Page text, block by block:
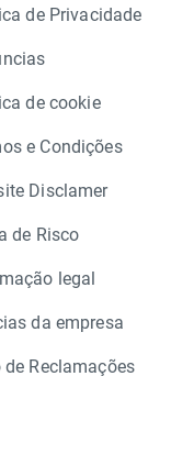
de Privacidade
de cookie
e Condições
Disclamer
de Risco
legal
da empresa
de Reclamações